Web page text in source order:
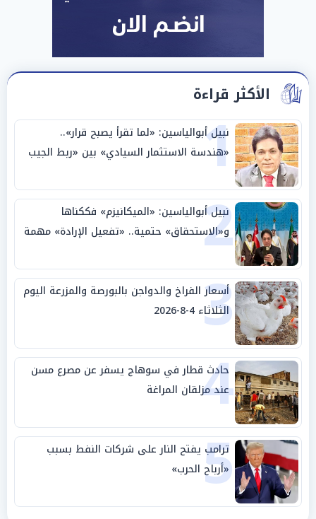
الأكثر قراءة
1
نبيل أبوالياسين: «لما تقرأ يصبح قرار»..
«هندسة الاستثمار السيادي» بين «ربط الجيب
بالوطن» و«سيادة الكلمة»
2
نبيل أبوالياسين: «الميكانيزم» فككناها
و«الاستحقاق» حتمية.. «تفعيل الإرادة» مهمة
الجامعة العربية
3
أسعار الفراخ والدواجن بالبورصة والمزرعة اليوم
الثلاثاء 4-8-2026
4
حادث قطار في سوهاج يسفر عن مصرع مسن
عند مزلقان المراغة
5
ترامب يفتح النار على شركات النفط بسبب
«أرباح الحرب»